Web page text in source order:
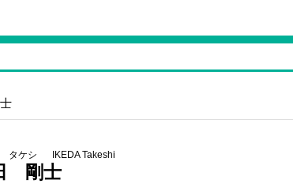
タケシ IKEDA Takeshi
剛士